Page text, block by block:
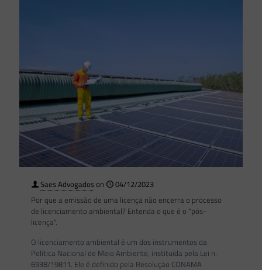
Saes Advogadoson
04/12/2023
Por que a emissão de uma licença não encerra o processo
de licenciamento ambiental? Entenda o que é o “pós-
licença”.
O licenciamento ambiental é um dos instrumentos da
Política Nacional de Meio Ambiente, instituída pela Lei n.
6938/19811. Ele é definido pela Resolução CONAMA